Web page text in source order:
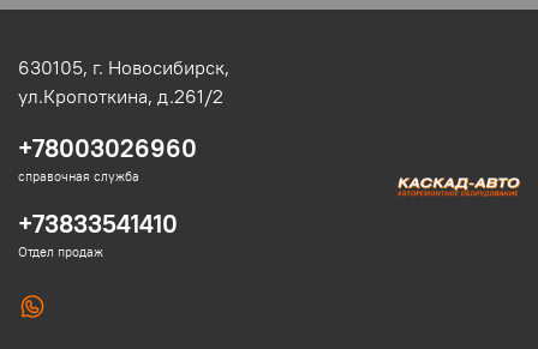
630105, г. Новосибирск,
ул.Кропоткина, д.261/2
+78003026960
справочная служба
+73833541410
Отдел продаж